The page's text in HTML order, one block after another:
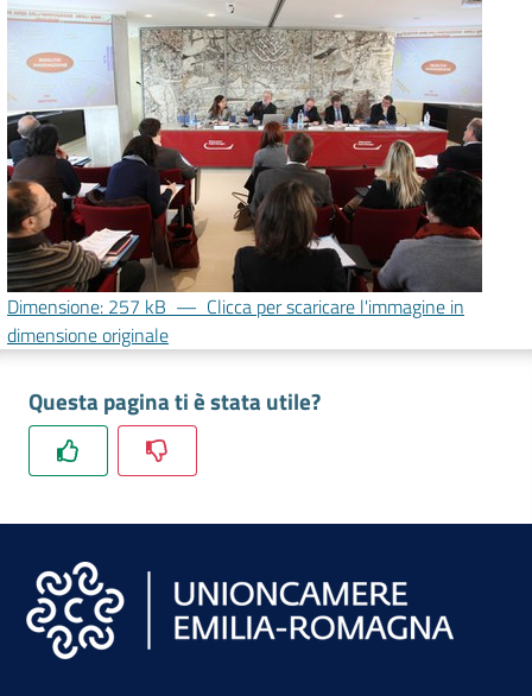
Promozione
e
Innovazione
Internazionalizzazione
delle
Imprese
Chi
siamo
RSS
Dimensione: 257 kB — Clicca per scaricare l'immagine in
dimensione originale
Questa pagina ti è stata utile?